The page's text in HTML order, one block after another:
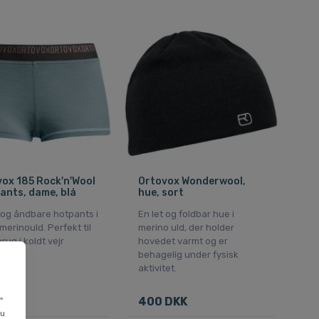
185 Rock'n'Wool
dame, blå
åndbare hotpants i
merinould. Perfekt til
i koldt vejr
Ortovox Wonderwool,
hue, sort
En let og foldbar hue i
merino uld, der holder
hovedet varmt og er
behagelig under fysisk
aktivitet.
400 DKK